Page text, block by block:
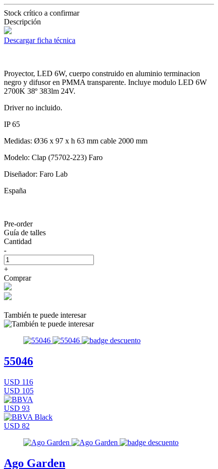
Stock crítico a confirmar
Descripción
Descargar ficha técnica
Proyector, LED 6W, cuerpo construido en aluminio terminacion
negro y difusor en PMMA transparente. Incluye modulo LED 6W
2700K 38º 383lm 24V.
Driver no incluido.
IP 65
Medidas: Ø36 x 97 x h 63 mm cable 2000 mm
Modelo: Clap (75702-223) Faro
Diseñador: Faro Lab
España
Pre-order
Guía de talles
Cantidad
-
+
Comprar
También te puede interesar
55046
USD 116
USD 105
USD 93
USD 82
Ago Garden